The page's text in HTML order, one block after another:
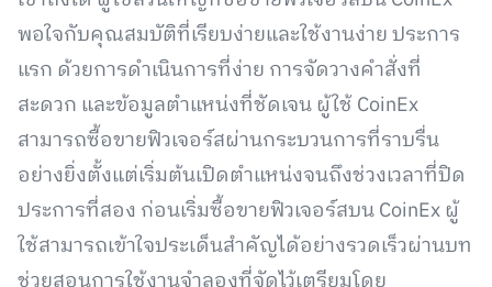
พอใจกับคุณสมบัติที่เรียบง่ายและใช้งานง่าย ประการ
แรก ด้วยการดำเนินการที่ง่าย การจัดวางคำสั่งที่
สะดวก และข้อมูลตำแหน่งที่ชัดเจน ผู้ใช้ CoinEx
สามารถซื้อขายฟิวเจอร์สผ่านกระบวนการที่ราบรื่น
อย่างยิ่งตั้งแต่เริ่มต้นเปิดตำแหน่งจนถึงช่วงเวลาที่ปิด
ประการที่สอง ก่อนเริ่มซื้อขายฟิวเจอร์สบน CoinEx ผู้
ใช้สามารถเข้าใจประเด็นสำคัญได้อย่างรวดเร็วผ่านบท